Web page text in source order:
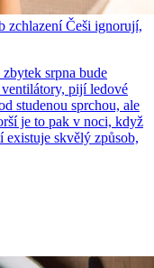
zchlazení Češi ignorují,
srpna bude
pijí ledové
studenou sprchou, ale
je to pak v noci, když
existuje skvělý způsob,